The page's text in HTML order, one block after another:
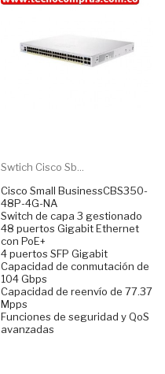
Swtich Cisco Sb...
Cisco Small BusinessCBS350-
48P-4G-NA
Switch de capa 3 gestionado
48 puertos Gigabit Ethernet
con PoE+
4 puertos SFP Gigabit
Capacidad de conmutación de
104 Gbps
Capacidad de reenvío de 77.37
Mpps
Funciones de seguridad y QoS
avanzadas